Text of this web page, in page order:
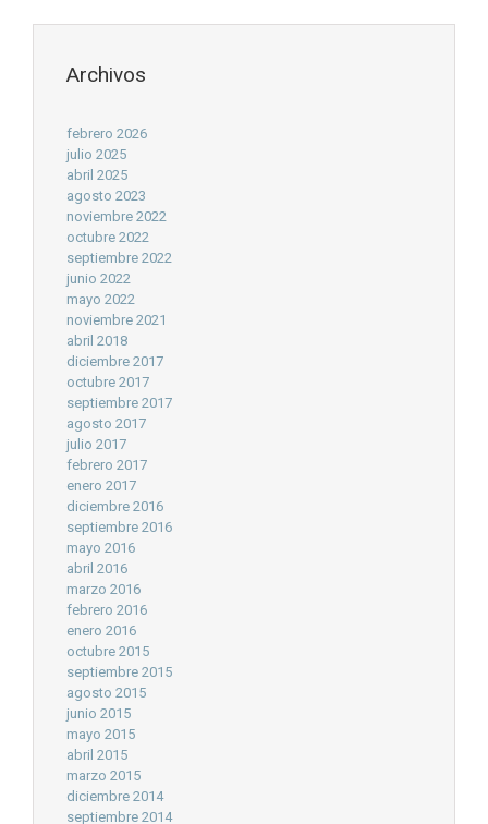
Archivos
febrero 2026
julio 2025
abril 2025
agosto 2023
noviembre 2022
octubre 2022
septiembre 2022
junio 2022
mayo 2022
noviembre 2021
abril 2018
diciembre 2017
octubre 2017
septiembre 2017
agosto 2017
julio 2017
febrero 2017
enero 2017
diciembre 2016
septiembre 2016
mayo 2016
abril 2016
marzo 2016
febrero 2016
enero 2016
octubre 2015
septiembre 2015
agosto 2015
junio 2015
mayo 2015
abril 2015
marzo 2015
diciembre 2014
septiembre 2014